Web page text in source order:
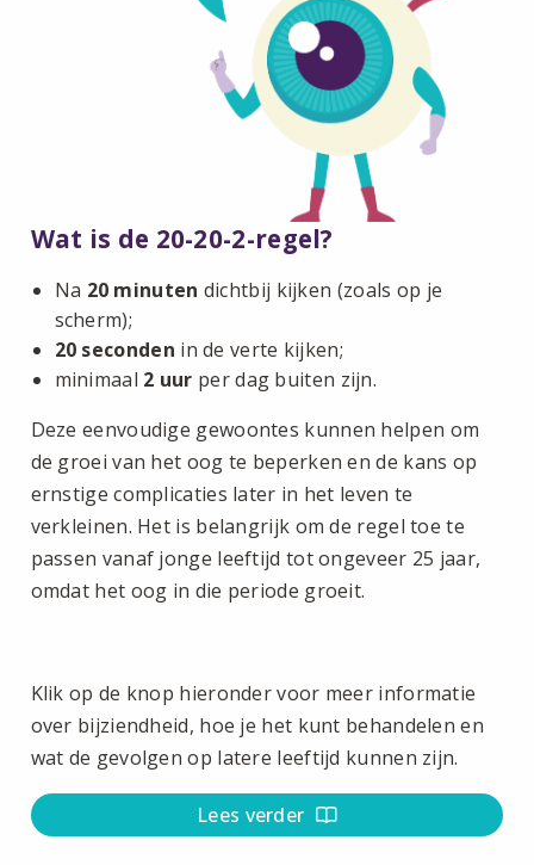
Wat is de 20-20-2-regel?
Na 20 minuten dichtbij kijken (zoals op je
scherm);
20 seconden in de verte kijken;
minimaal 2 uur per dag buiten zijn.
Deze eenvoudige gewoontes kunnen helpen om
de groei van het oog te beperken en de kans op
ernstige complicaties later in het leven te
verkleinen. Het is belangrijk om de regel toe te
passen vanaf jonge leeftijd tot ongeveer 25 jaar,
omdat het oog in die periode groeit.
Klik op de knop hieronder voor meer informatie
over bijziendheid, hoe je het kunt behandelen en
wat de gevolgen op latere leeftijd kunnen zijn.
Lees verder